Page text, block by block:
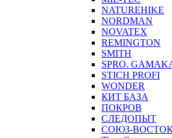
NATUREHIKE
NORDMAN
NOVATEX
REMINGTON
SMITH
SPRO.
STICH PROFI
WONDER
КИТ БАЗА
ПОКРОВ
СЛЕДОПЫТ
СОЮЗ-